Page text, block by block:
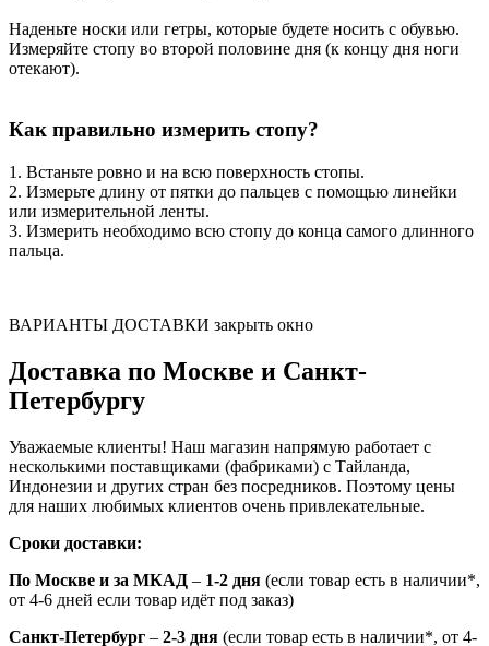
Наденьте носки или гетры, которые будете носить с обувью.
Измеряйте стопу во второй половине дня (к концу дня ноги
отекают).
Как правильно измерить стопу?
1. Встаньте ровно и на всю поверхность стопы.
2. Измерьте длину от пятки до пальцев с помощью линейки
или измерительной ленты.
3. Измерить необходимо всю стопу до конца самого длинного
пальца.
ВАРИАНТЫ ДОСТАВКИ закрыть окно
Доставка по Москве и Санкт-
Петербургу
Уважаемые клиенты! Наш магазин напрямую работает с
несколькими поставщиками (фабриками) с Тайланда,
Индонезии и других стран без посредников. Поэтому цены
для наших любимых клиентов очень привлекательные.
Сроки доставки:
По Москве и за МКАД – 1-2 дня (если товар есть в наличии*,
от 4-6 дней если товар идёт под заказ)
Санкт-Петербург – 2-3 дня (если товар есть в наличии*, от 4-